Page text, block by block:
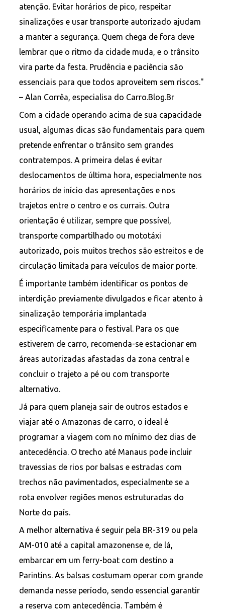
atenção. Evitar horários de pico, respeitar
sinalizações e usar transporte autorizado ajudam
a manter a segurança. Quem chega de fora deve
lembrar que o ritmo da cidade muda, e o trânsito
vira parte da festa. Prudência e paciência são
essenciais para que todos aproveitem sem riscos."
– Alan Corrêa, especialisa do Carro.Blog.Br
Com a cidade operando acima de sua capacidade
usual, algumas dicas são fundamentais para quem
pretende enfrentar o trânsito sem grandes
contratempos. A primeira delas é evitar
deslocamentos de última hora, especialmente nos
horários de início das apresentações e nos
trajetos entre o centro e os currais. Outra
orientação é utilizar, sempre que possível,
transporte compartilhado ou mototáxi
autorizado, pois muitos trechos são estreitos e de
circulação limitada para veículos de maior porte.
É importante também identificar os pontos de
interdição previamente divulgados e ficar atento à
sinalização temporária implantada
especificamente para o festival. Para os que
estiverem de carro, recomenda-se estacionar em
áreas autorizadas afastadas da zona central e
concluir o trajeto a pé ou com transporte
alternativo.
Já para quem planeja sair de outros estados e
viajar até o Amazonas de carro, o ideal é
programar a viagem com no mínimo dez dias de
antecedência. O trecho até Manaus pode incluir
travessias de rios por balsas e estradas com
trechos não pavimentados, especialmente se a
rota envolver regiões menos estruturadas do
Norte do país.
A melhor alternativa é seguir pela BR-319 ou pela
AM-010 até a capital amazonense e, de lá,
embarcar em um ferry-boat com destino a
Parintins. As balsas costumam operar com grande
demanda nesse período, sendo essencial garantir
a reserva com antecedência. Também é